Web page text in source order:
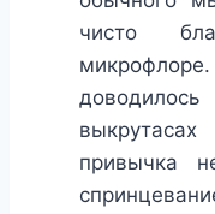
чисто
привычка